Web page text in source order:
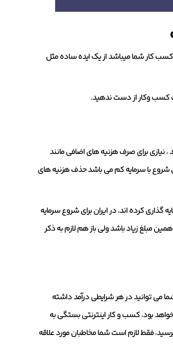
کسب کار شما میباشد از یک ایده ساده مثل
کسب وکار از دست ندهید.
نیازی برای صرف هزنیه های اضافی مانند
شروع با سرمایه کم می باشد حذف هزنیه های
44% از کسب و کارهای خانگی در شروع کار های خود کمتر از 5 دلار سرمایه گذاری کرده اند، در ایران برای شروع سرمایه
همین مبلغ زیاد باشد ولی باز هم لازم به ذکر
می توانید در هر شرایطی درآمد داشته
بود، کسب و کار اینترنتی بستگی به
فقط لازم است شما مخاطبان مورد علاقه